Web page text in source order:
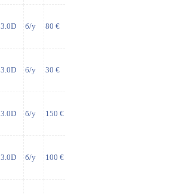
3.0D б/у 80 €
3.0D б/у 30 €
3.0D б/у 150 €
3.0D б/у 100 €